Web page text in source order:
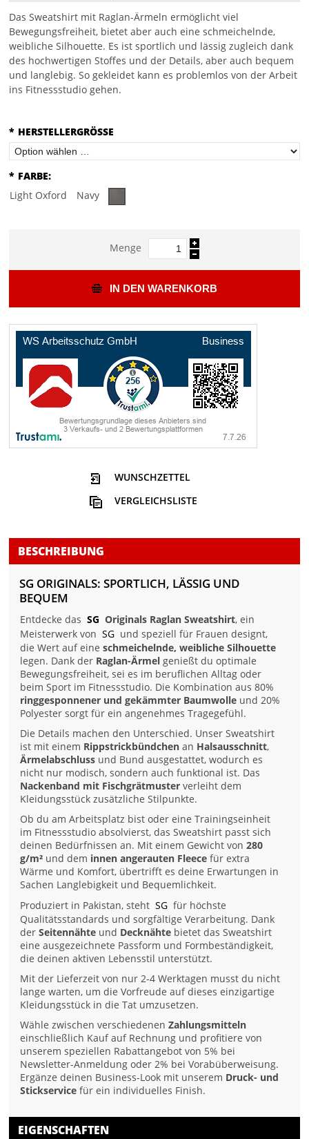
Das Sweatshirt mit Raglan-Ärmeln ermöglicht viel
Bewegungsfreiheit, bietet aber auch eine schmeichelnde,
weibliche Silhouette. Es ist sportlich und lässig zugleich dank
des hochwertigen Stoffes und der Details, aber auch bequem
und langlebig. So gekleidet kann es problemlos von der Arbeit
ins Fitnessstudio gehen.
* HERSTELLERGRÖSSE
* FARBE:
Light Oxford
Navy
Menge
IN DEN WARENKORB
WUNSCHZETTEL
VERGLEICHSLISTE
BESCHREIBUNG
SG ORIGINALS: SPORTLICH, LÄSSIG UND
BEQUEM
Entdecke das SG Originals Raglan Sweatshirt, ein
Meisterwerk von SG und speziell für Frauen designt,
die Wert auf eineschmeichelnde, weibliche Silhouette
legen. Dank der Raglan-Ärmel genießt du optimale
Bewegungsfreiheit, sei es im beruflichen Alltag oder
beim Sport im Fitnessstudio. Die Kombination aus 80%
ringgesponnener und gekämmter Baumwolle und 20%
Polyester sorgt für ein angenehmes Tragegefühl.
Die Details machen den Unterschied. Unser Sweatshirt
ist mit einem Rippstrickbündchen an Halsausschnitt,
Ärmelabschluss und Bund ausgestattet, wodurch es
nicht nur modisch, sondern auch funktional ist. Das
Nackenband mit Fischgrätmuster verleiht dem
Kleidungsstück zusätzliche Stilpunkte.
Ob du am Arbeitsplatz bist oder eine Trainingseinheit
im Fitnessstudio absolvierst, das Sweatshirt passt sich
deinen Bedürfnissen an. Mit einem Gewicht von280
g/m² und dem innen angerauten Fleece für extra
Wärme und Komfort, übertrifft es deine Erwartungen in
Sachen Langlebigkeit und Bequemlichkeit.
Produziert in Pakistan, steht SG für höchste
Qualitätsstandards und sorgfältige Verarbeitung. Dank
derSeitennähte und Decknähte bietet das Sweatshirt
eine ausgezeichnete Passform und Formbeständigkeit,
die deinen aktiven Lebensstil unterstützt.
Mit der Lieferzeit von nur 2-4 Werktagen musst du nicht
lange warten, um die Vorfreude auf dieses einzigartige
Kleidungsstück in die Tat umzusetzen.
Wähle zwischen verschiedenenZahlungsmitteln
einschließlich Kauf auf Rechnung und profitiere von
unserem speziellen Rabattangebot von 5% bei
Newsletter-Anmeldung oder 2% bei Vorabüberweisung.
Ergänze deinen Business-Look mit unserem Druck- und
Stickservice für ein individuelles Finish.
EIGENSCHAFTEN